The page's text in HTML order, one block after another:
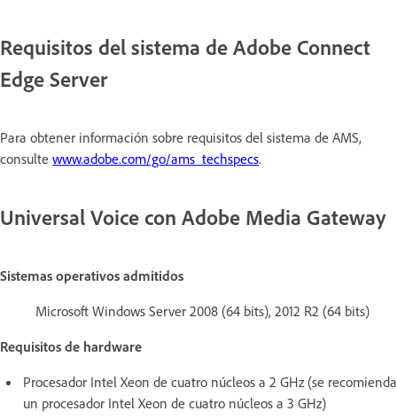
Requisitos del sistema de Adobe Connect
Edge Server
Para obtener información sobre requisitos del sistema de AMS,
consulte www.adobe.com/go/ams_techspecs.
Universal Voice con Adobe Media Gateway
Sistemas operativos admitidos
Microsoft Windows Server 2008 (64 bits), 2012 R2 (64 bits)
Requisitos de hardware
Procesador Intel Xeon de cuatro núcleos a 2 GHz (se recomienda
un procesador Intel Xeon de cuatro núcleos a 3 GHz)